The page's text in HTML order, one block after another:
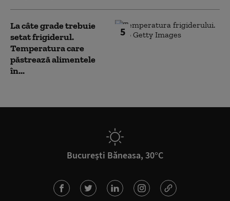
5
La câte grade trebuie
setat frigiderul.
Temperatura care
păstrează alimentele
în...
București Băneasa, 30°C